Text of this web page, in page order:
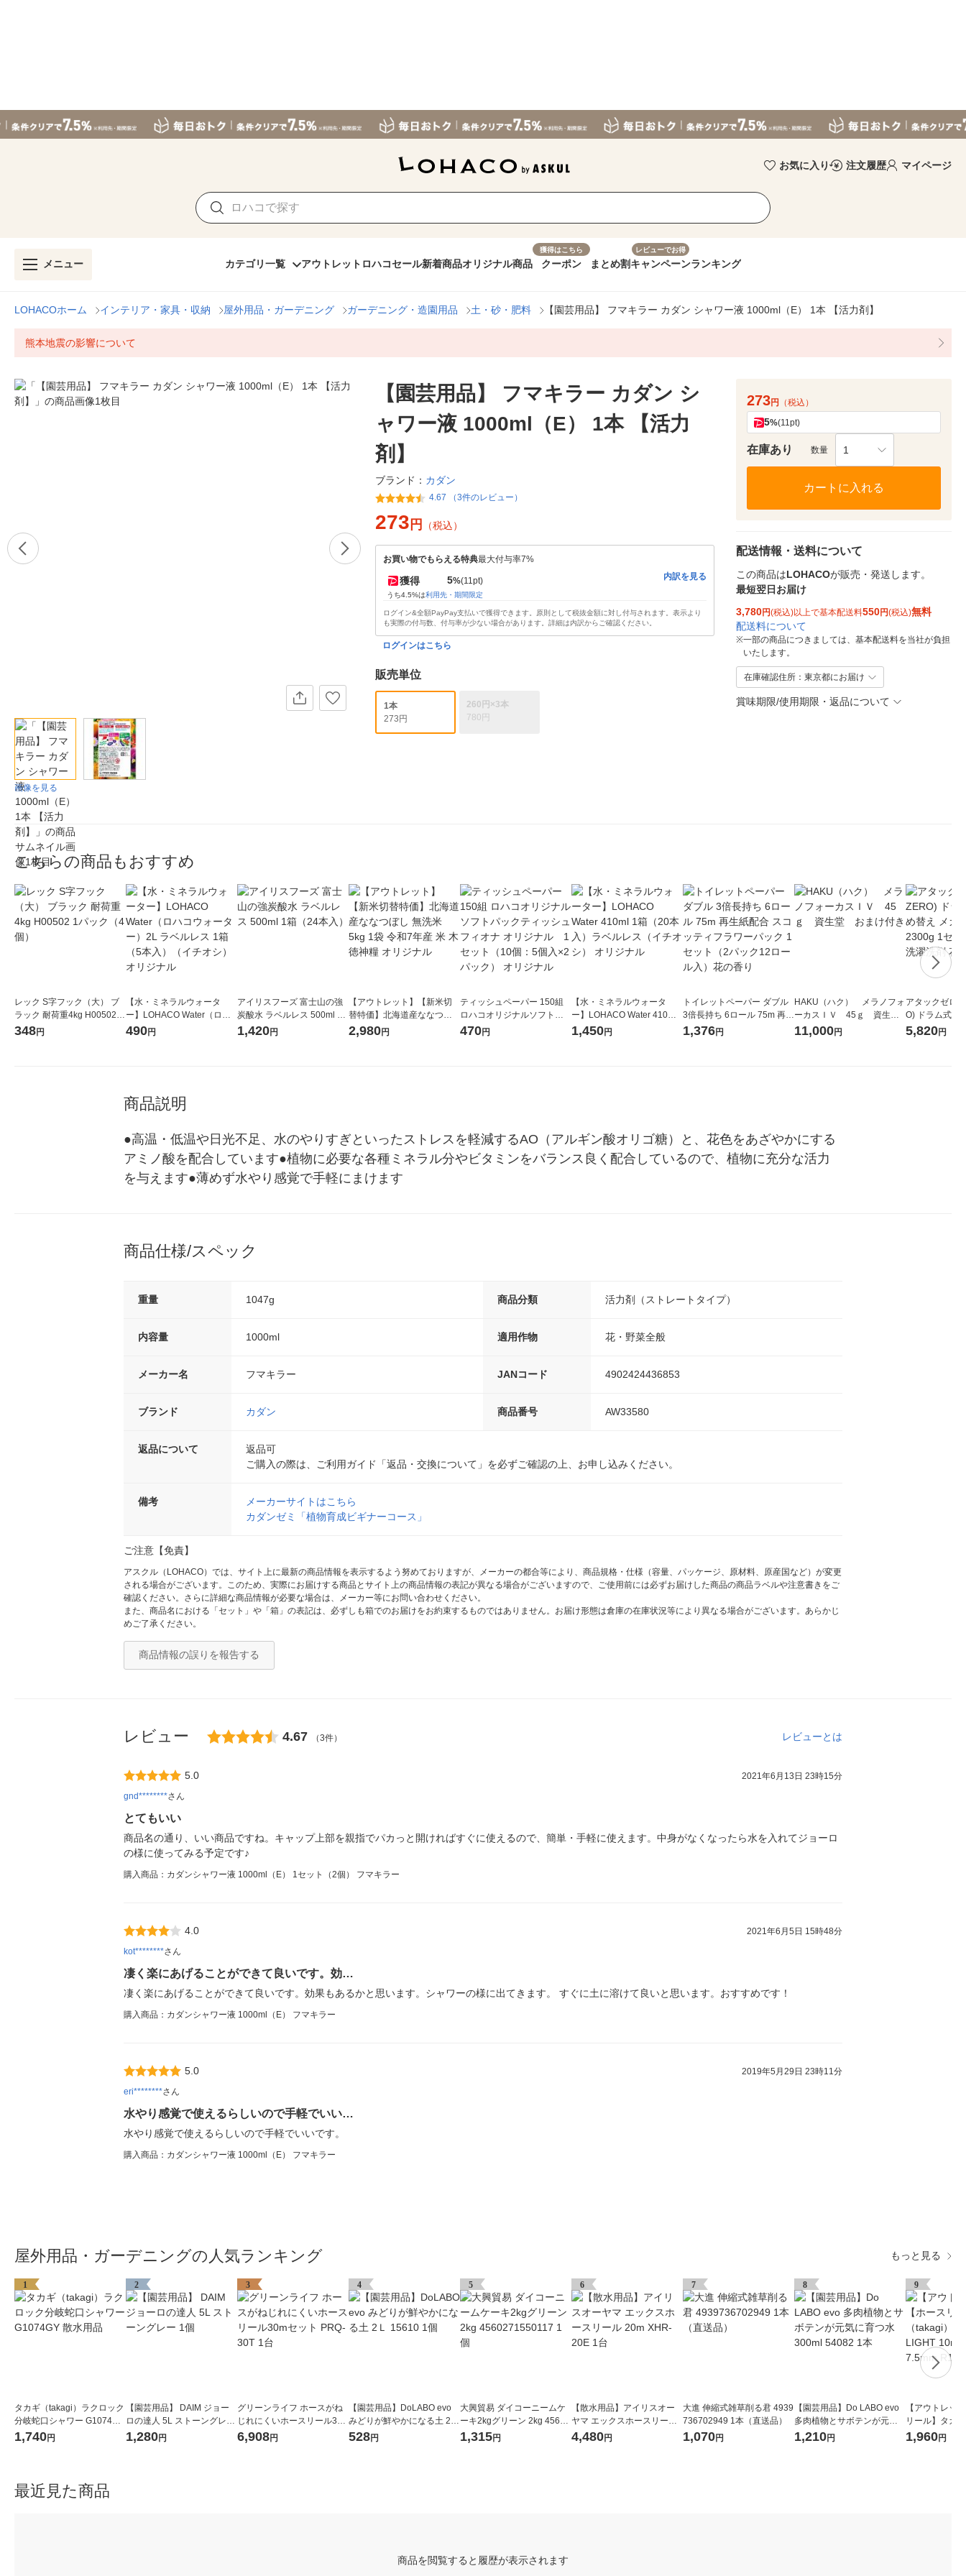
お気に入り 注文履歴 マイページ
メニュー カテゴリ一覧 アウトレット ロハコセール新着商品オリジナル商品
獲得はこちら
クーポン まとめ割
レビューでお得
キャンペーンランキング
LOHACOホーム インテリア・家具・収納 屋外用品・ガーデニング ガーデニング・造園用品 土・砂・肥料 【園芸用品】 フマキラー カダン シャワー液 1000ml（E） 1本 【活力剤】
熊本地震の影響について
画像を見る
【園芸用品】 フマキラー カダン シ
ャワー液 1000ml（E） 1本 【活力
剤】
ブランド： カダン
4.67 （3件のレビュー）
273 円 （税込）
お買い物でもらえる特典最大付与率7%
獲得 5%(11pt)
うち4.5%は利用先・期間限定
内訳を見る
ログイン&全額PayPay支払いで獲得できます。原則として税抜金額に対し付与されます。表示より
も実際の付与数、付与率が少ない場合があります。詳細は内訳からご確認ください。
ログインはこちら
販売単位
1本
273円
260円×3本
780円
273円 （税込）
5%(11pt)
在庫あり 数量 1
カートに入れる
配送情報・送料について
この商品はLOHACOが販売・発送します。
最短翌日お届け
3,780円(税込)以上で基本配送料550円(税込)無料
配送料について
※一部の商品につきましては、基本配送料を当社が負担
いたします。
在庫確認住所：東京都にお届け
賞味期限/使用期限・返品について
こちらの商品もおすすめ
レック S字フック（大） ブ
ラック 耐荷重4kg H00502 1
パック（4個）
348円
【水・ミネラルウォータ
ー】LOHACO Water（ロハ
コウォーター）2L ラベルレ
490円
アイリスフーズ 富士山の強
炭酸水 ラベルレス 500ml 1
箱（24本入）
1,420円
【アウトレット】【新米切
替特価】北海道産ななつぼ
し 無洗米 5kg 1袋 令和7年産
2,980円
ティッシュペーパー 150組
ロハコオリジナルソフトパ
ックティッシュ フィオナ オ
470円
【水・ミネラルウォータ
ー】LOHACO Water 410ml
1箱（20本入）ラベルレス
1,450円
トイレットペーパー ダブル
3倍長持ち 6ロール 75m 再生
紙配合 スコッティフラワー
1,376円
HAKU（ハク） メラノフォ
ーカスＩＶ 45ｇ 資生
堂 おまけ付き
11,000円
アタックゼロ
O) ドラム式専
ガジャンボ
5,820円
商品説明
●高温・低温や日光不足、水のやりすぎといったストレスを軽減するAO（アルギン酸オリゴ糖）と、花色をあざやかにする
アミノ酸を配合しています●植物に必要な各種ミネラル分やビタミンをバランス良く配合しているので、植物に充分な活力
を与えます●薄めず水やり感覚で手軽にまけます
商品仕様/スペック
重量 1047g 商品分類 活力剤（ストレートタイプ）
内容量 1000ml 適用作物 花・野菜全般
メーカー名 フマキラー JANコード 4902424436853
ブランド カダン 商品番号 AW33580
返品について
返品可
ご購入の際は、ご利用ガイド「返品・交換について」を必ずご確認の上、お申し込みください。
備考
メーカーサイトはこちら
カダンゼミ「植物育成ビギナーコース」
ご注意【免責】
アスクル（LOHACO）では、サイト上に最新の商品情報を表示するよう努めておりますが、メーカーの都合等により、商品規格・仕様（容量、パッケージ、原材料、原産国など）が変更
される場合がございます。このため、実際にお届けする商品とサイト上の商品情報の表記が異なる場合がございますので、ご使用前には必ずお届けした商品の商品ラベルや注意書きをご
確認ください。さらに詳細な商品情報が必要な場合は、メーカー等にお問い合わせください。
また、商品名における「セット」や「箱」の表記は、必ずしも箱でのお届けをお約束するものではありません。お届け形態は倉庫の在庫状況等により異なる場合がございます。あらかじ
めご了承ください。
商品情報の誤りを報告する
レビュー 4.67 （3件） レビューとは
5.0
2021年6月13日 23時15分
gnd********さん
とてもいい
商品名の通り、いい商品ですね。キャップ上部を親指でパカっと開ければすぐに使えるので、簡単・手軽に使えます。中身がなくなったら水を入れてジョーロ
の様に使ってみる予定です♪
購入商品：カダンシャワー液 1000ml（E） 1セット（2個） フマキラー
4.0
2021年6月5日 15時48分
kot********さん
凄く楽にあげることができて良いです。効…
凄く楽にあげることができて良いです。効果もあるかと思います。シャワーの様に出てきます。 すぐに土に溶けて良いと思います。おすすめです！
購入商品：カダンシャワー液 1000ml（E） フマキラー
5.0
2019年5月29日 23時11分
eri********さん
水やり感覚で使えるらしいので手軽でいい…
水やり感覚で使えるらしいので手軽でいいです。
購入商品：カダンシャワー液 1000ml（E） フマキラー
屋外用品・ガーデニングの人気ランキング もっと見る
1
タカギ（takagi）ラクロック
分岐蛇口シャワー G1074GY
散水用品
1,740円
2
【園芸用品】 DAIM ジョー
ロの達人 5L ストーングレー
1個
1,280円
3
グリーンライフ ホースがね
じれにくいホースリール30
mセット PRQ-30T 1台
6,908円
4
【園芸用品】DoLABO evo
みどりが鮮やかになる土 2Ｌ
15610 1個
528円
5
大興貿易 ダイコーニームケ
ーキ2kgグリーン 2kg 45602
71550117 1個
1,315円
6
【散水用品】アイリスオー
ヤマ エックスホースリール
20m XHR-20E 1台
4,480円
7
大進 伸縮式雑草削る君 4939
736702949 1本（直送品）
1,070円
8
【園芸用品】Do LABO evo
多肉植物とサボテンが元気
に育つ水 300ml 54082 1本
1,210円
9
【アウトレッ
リール】タカ
ーロラLIGHT
1,960円
最近見た商品
商品を閲覧すると履歴が表示されます